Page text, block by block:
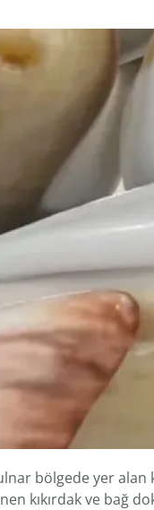
bölgede yer alan
kıkırdak ve bağ